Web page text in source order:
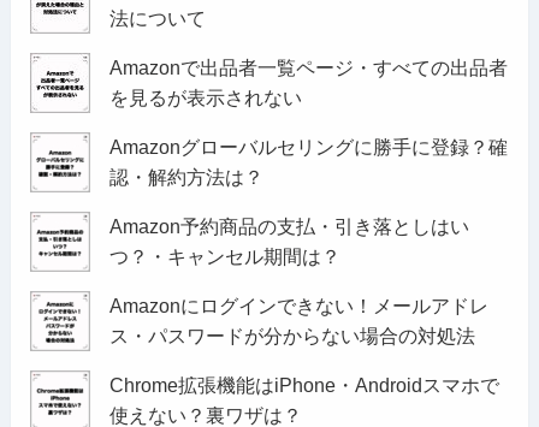
法について
Amazonで出品者一覧ページ・すべての出品者
を見るが表示されない
Amazonグローバルセリングに勝手に登録？確
認・解約方法は？
Amazon予約商品の支払・引き落としはい
つ？・キャンセル期間は？
Amazonにログインできない！メールアドレ
ス・パスワードが分からない場合の対処法
Chrome拡張機能はiPhone・Androidスマホで
使えない？裏ワザは？